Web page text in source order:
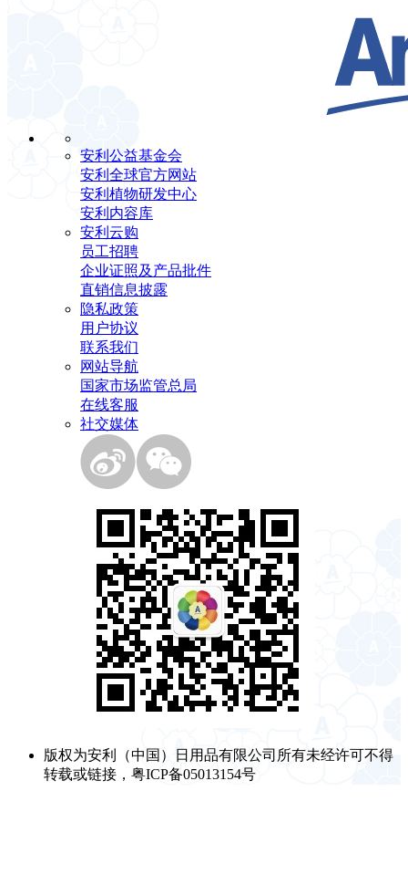
安利公益基金会
安利全球官方网站
安利植物研发中心
安利内容库
安利云购
员工招聘
企业证照及产品批件
直销信息披露
隐私政策
用户协议
联系我们
网站导航
国家市场监管总局
在线客服
社交媒体
版权为安利（中国）日用品有限公司所有未经许可不得
转载或链接，粤ICP备05013154号